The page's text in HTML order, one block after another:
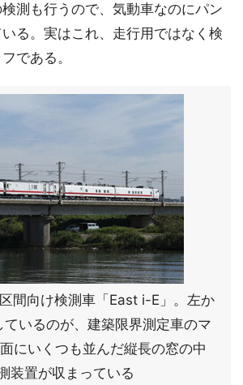
測も行うので、気動車なのにパン
る。実はこれ、走行用ではなく検
である。
間向け検測車「East i-E」。左か
ているのが、建築限界測定車のマ
にいくつも並んだ縦長の窓の中
装置が収まっている